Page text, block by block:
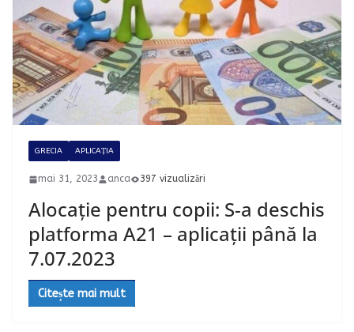
GRECIA APLICAȚIA
mai 31, 2023 anca 397 vizualizări
Alocație pentru copii: S-a deschis
platforma A21 – aplicații până la
7.07.2023
Citește mai mult